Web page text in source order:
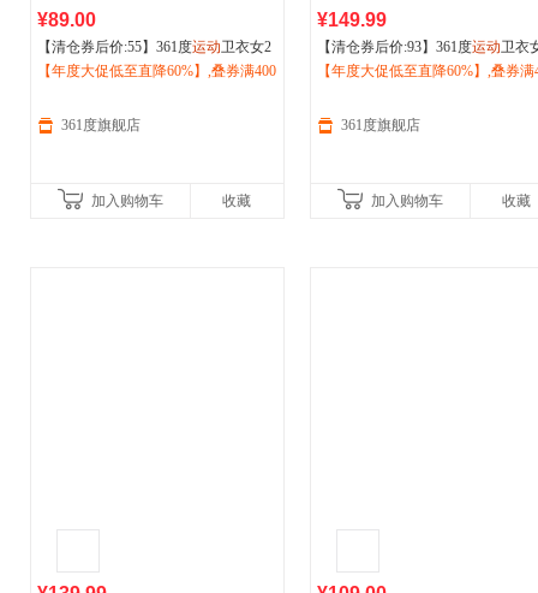
¥89.00
【清仓券后价:55】361度运动卫衣女2
026秋冬季绒里长袖运动上衣66254480
【年度大促低至直降60%】,叠券满400
361度旗舰店
加入购物车 收藏
¥149.99
【清仓券后价:93】361度运动卫衣
026冬季新款女士加绒保暖半开襟
【年度大促低至直降60%】,叠券满
361度旗舰店
加入购物车 收藏